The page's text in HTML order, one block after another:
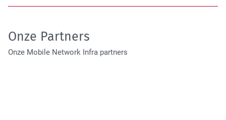
Onze Partners
Onze Mobile Network Infra partners